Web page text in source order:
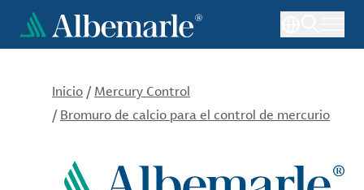
Pasar
contenido
Inicio / Mercury Control
/ Bromuro de calcio para el control de mercurio